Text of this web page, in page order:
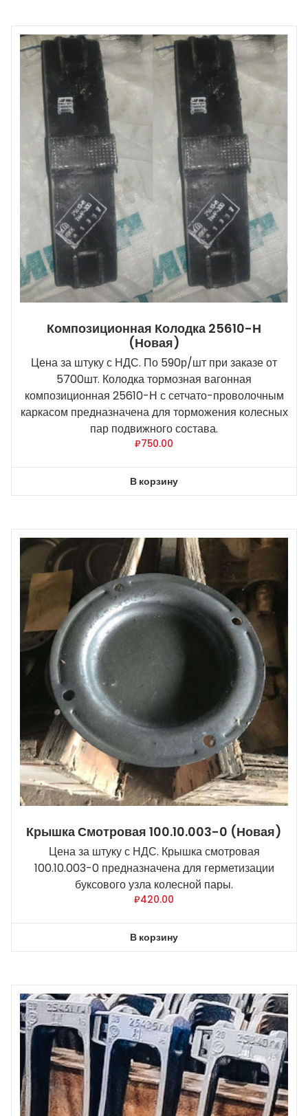
Композиционная Колодка 25610-Н
(новая)
Цена за штуку с НДС. По 590р/шт при заказе от
5700шт. Колодка тормозная вагонная
композиционная 25610-Н с сетчато-проволочным
каркасом предназначена для торможения колесных
пар подвижного состава.
₽750.00
В корзину
Крышка Смотровая 100.10.003-0 (новая)
Цена за штуку с НДС. Крышка смотровая
100.10.003-0 предназначена для герметизации
буксового узла колесной пары.
₽420.00
В корзину